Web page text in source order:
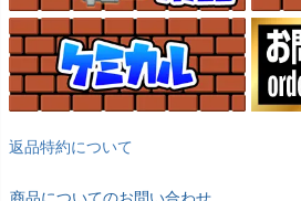
返品特約について